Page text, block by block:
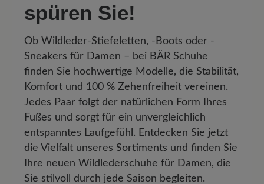
spüren Sie!
Ob Wildleder-Stiefeletten, -Boots oder -
Sneakers für Damen – bei BÄR Schuhe
finden Sie hochwertige Modelle, die Stabilität,
Komfort und 100 % Zehenfreiheit vereinen.
Jedes Paar folgt der natürlichen Form Ihres
Fußes und sorgt für ein unvergleichlich
entspanntes Laufgefühl. Entdecken Sie jetzt
die Vielfalt unseres Sortiments und finden Sie
Ihre neuen Wildlederschuhe für Damen, die
Sie stilvoll durch jede Saison begleiten.